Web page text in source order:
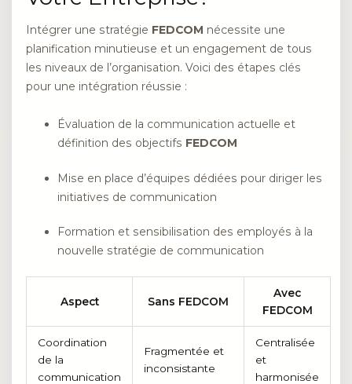
Intégrer une stratégie FEDCOM nécessite une
planification minutieuse et un engagement de tous
les niveaux de l’organisation. Voici des étapes clés
pour une intégration réussie :
Évaluation de la communication actuelle et
définition des objectifs FEDCOM
Mise en place d’équipes dédiées pour diriger les
initiatives de communication
Formation et sensibilisation des employés à la
nouvelle stratégie de communication
Aspect Sans FEDCOM
Avec
FEDCOM
Coordination
de la
communication
Fragmentée et
inconsistante
Centralisée
et
harmonisée